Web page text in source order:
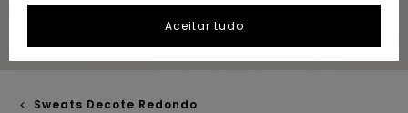
Sweats Decote Redondo
Aceitar tudo